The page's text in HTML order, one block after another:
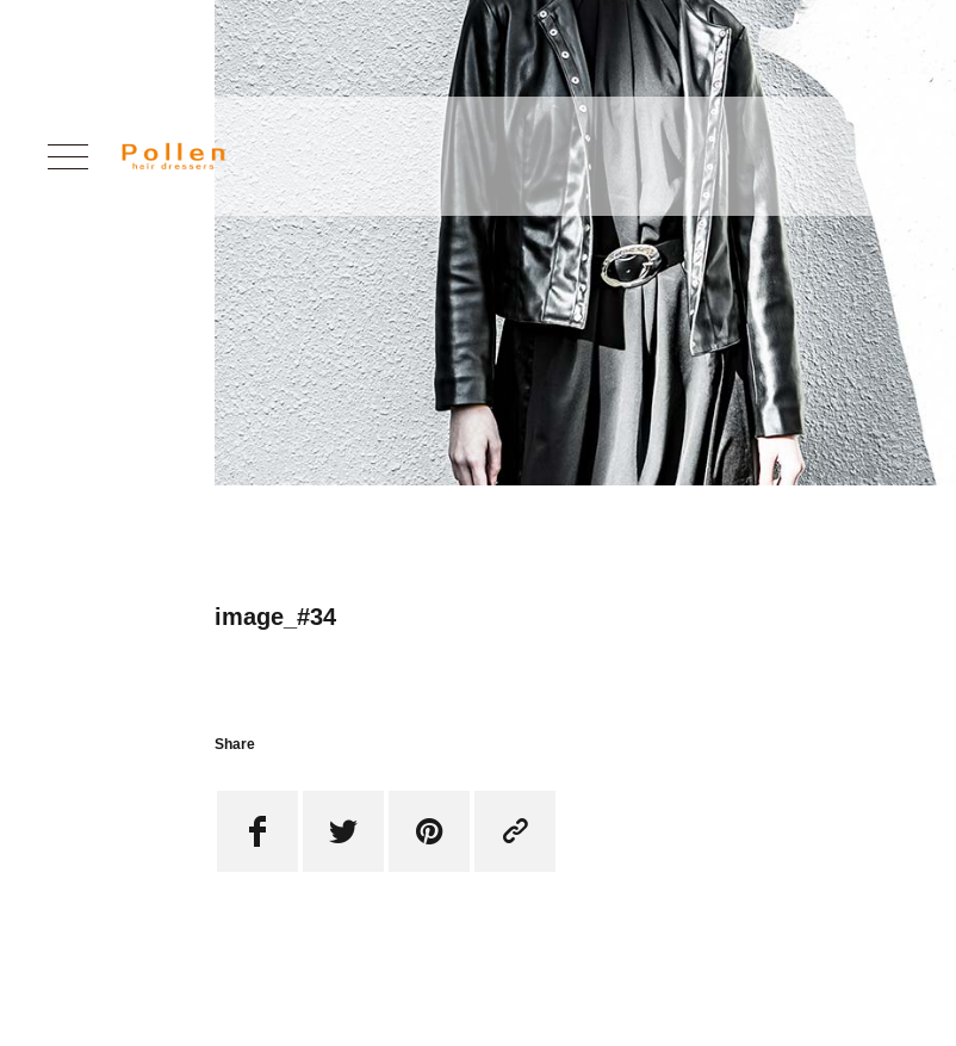
image_#34
Share
   